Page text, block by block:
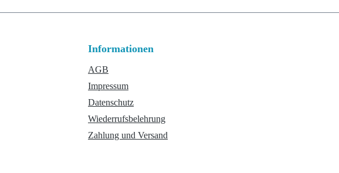
Informationen
AGB
Impressum
Datenschutz
Wiederrufsbelehrung
Zahlung und Versand